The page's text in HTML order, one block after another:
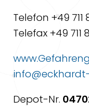
Telefon +49
Telefax +49 711
Depot-Nr.